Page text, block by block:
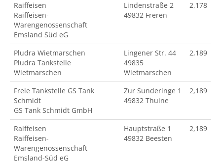
Raiffeisen
Raiffeisen-
Warengenossenschaft
Emsland Süd eG
Lindenstraße 2
49832 Freren
2,178
Pludra Wietmarschen
Pludra Tankstelle
Wietmarschen
Lingener Str. 44
49835
Wietmarschen
2,189
Freie Tankstelle GS Tank
Schmidt
GS Tank Schmidt GmbH
Zur Sunderinge 1
49832 Thuine
2,189
Raiffeisen
Raiffeisen-
Warengenossenschaft
Emsland-Süd eG
Hauptstraße 1
49832 Beesten
2,189